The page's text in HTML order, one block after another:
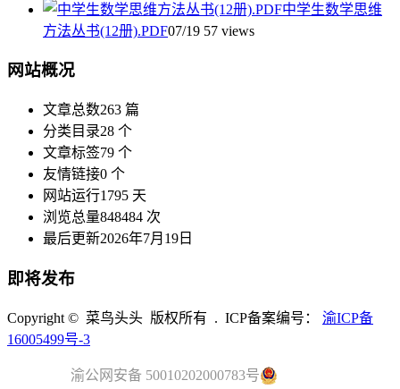
中学生数学思维
方法丛书(12册).PDF07/19 57 views
网站概况
文章总数263 篇
分类目录28 个
文章标签79 个
友情链接0 个
网站运行1795 天
浏览总量848484 次
最后更新2026年7月19日
即将发布
Copyright © 菜鸟头头 版权所有 . ICP备案编号： 渝ICP备
16005499号-3
渝公网安备 50010202000783号